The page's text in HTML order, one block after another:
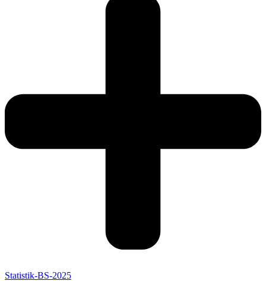
Statistik-BS-2025